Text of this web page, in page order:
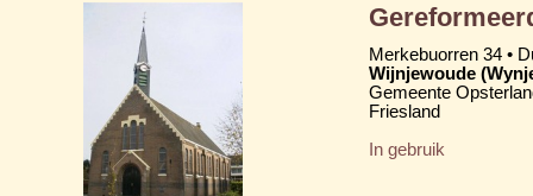
Merkebuorren 34 •
Wijnjewoude
Gemeente
Friesland
In gebruik